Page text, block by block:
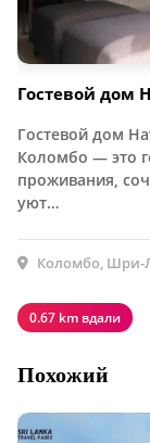
Гостевой дом
Гостевой дом
Коломбо — это
проживания,
уют…
Коломбо, Шри-
0.67 km вдали
Похожий